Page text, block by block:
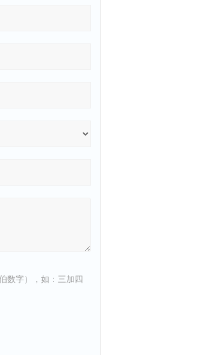
数字），如：三加四